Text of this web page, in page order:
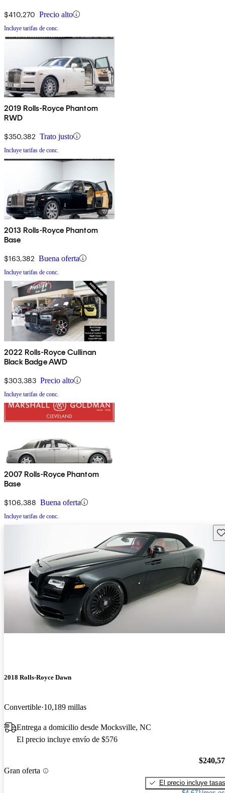
$410,270 Precio alto
Incluye tarifas de conc.
2019 Rolls-Royce Phantom
RWD
$350,382 Trato justo
Incluye tarifas de conc.
2013 Rolls-Royce Phantom
Base
$163,382 Buena oferta
Incluye tarifas de conc.
2022 Rolls-Royce Cullinan
Black Badge AWD
$303,383 Precio alto
Incluye tarifas de conc.
2007 Rolls-Royce Phantom
Base
$106,388 Buena oferta
Incluye tarifas de conc.
2018 Rolls-Royce Dawn
Convertible 10,189 millas
Entrega a domicilio desde Mocksville, NC
El precio incluye envío de $576
Gran oferta
El precio incluye tasas